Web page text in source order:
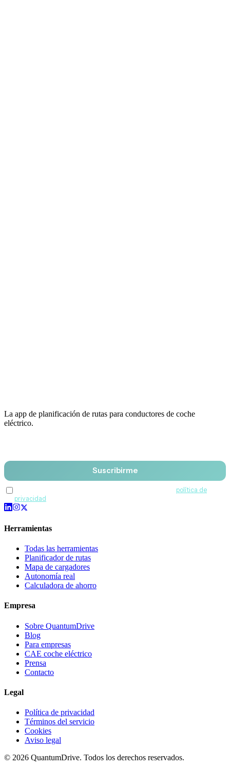
La app de planificación de rutas para conductores de coche
eléctrico.
Suscribirme
política de
privacidad
Herramientas
Todas las herramientas
Planificador de rutas
Mapa de cargadores
Autonomía real
Calculadora de ahorro
Empresa
Sobre QuantumDrive
Blog
Para empresas
CAE coche eléctrico
Prensa
Contacto
Legal
Política de privacidad
Términos del servicio
Cookies
Aviso legal
© 2026 QuantumDrive. Todos los derechos reservados.